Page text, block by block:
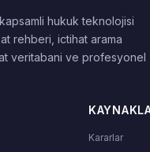
hukuk teknolojisi
rehberi, ictihat arama
veritabani ve profesyonel
Kararlar